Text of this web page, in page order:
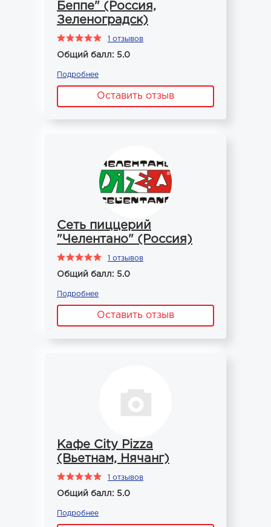
Беппе" (Россия,
Зеленоградск)
1 отзывов
Общий балл: 5.0
Подробнее
Оставить отзыв
Сеть пиццерий
"Челентано" (Россия)
1 отзывов
Общий балл: 5.0
Подробнее
Оставить отзыв
Кафе City Pizza
(Вьетнам, Нячанг)
1 отзывов
Общий балл: 5.0
Подробнее